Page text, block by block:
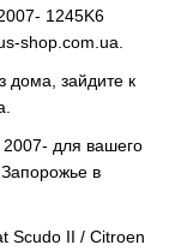
1245K6
shop.com.ua.
дома, зайдите к
2007- для вашего
Запорожье в
Scudo II / Citroen